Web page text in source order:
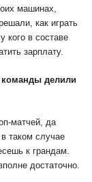
машинах,
как играть
кого в составе
зарплату.
команды делили
матчей, да
таком случае
к грандам.
достаточно.